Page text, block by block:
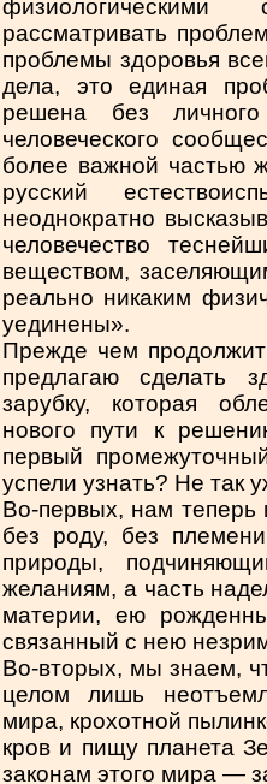
рассматривать
проблемы здоровья
дела, это единая
решена без
человеческого
более важной частью
русский
неоднократно
человечество
веществом,
реально никаким
уединены».
Прежде чем
предлагаю сделать
зарубку, которая
нового пути к
первый
успели узнать? Не так
Во-первых, нам теперь
без роду, без
природы,
желаниям, а часть
материи, ею
связанный с нею
Во-вторых, мы знаем,
целом лишь
мира, крохотной
кров и пищу планета
законам этого мира —